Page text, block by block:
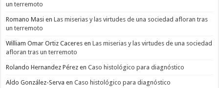
un terremoto
Romano Masi enLas miserias y las virtudes de una sociedad afloran tras
un terremoto
William Omar Ortiz Caceres enLas miserias y las virtudes de una sociedad
afloran tras un terremoto
Rolando Hernandez Pérez enCaso histológico para diagnóstico
Aldo González-Serva enCaso histológico para diagnóstico